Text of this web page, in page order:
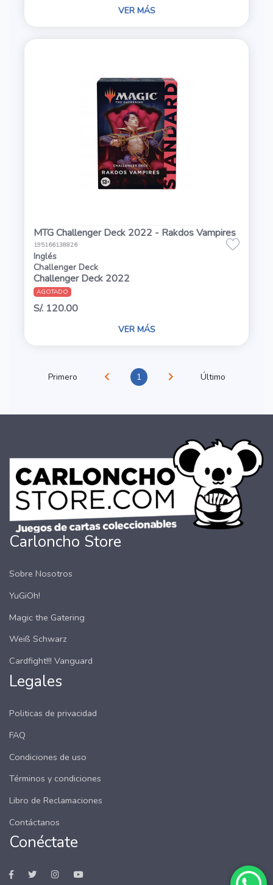
VER MÁS
MTG Challenger Deck 2022 - Rakdos Vampires
195166138826
Inglés
Challenger Deck
Challenger Deck 2022
AGOTADO
S/. 120.00
VER MÁS
Primero 1 Último
Carloncho Store
Sobre Nosotros
YuGiOh!
Magic the Gatering
Weiß Schwarz
Cardfight!!! Vanguard
Legales
Politicas de privacidad
FAQ
Condiciones de uso
Términos y condiciones
Libro de Reclamaciones
Contáctanos
Conéctate